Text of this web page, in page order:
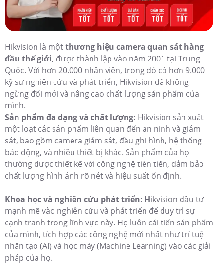
Hikvision là mộtthương hiệu camera quan sát hàng
đầu thế giới, được thành lập vào năm 2001 tại Trung
Quốc. Với hơn 20.000 nhân viên, trong đó có hơn 9.000
kỹ sư nghiên cứu và phát triển, Hikvision đã không
ngừng đổi mới và nâng cao chất lượng sản phẩm của
mình.
Sản phẩm đa dạng và chất lượng: Hikvision sản xuất
một loạt các sản phẩm liên quan đến an ninh và giám
sát, bao gồm camera giám sát, đầu ghi hình, hệ thống
báo động, và nhiều thiết bị khác. Sản phẩm của họ
thường được thiết kế với công nghệ tiên tiến, đảm bảo
chất lượng hình ảnh rõ nét và hiệu suất ổn định.
Khoa học và nghiên cứu phát triển: Hikvision đầu tư
mạnh mẽ vào nghiên cứu và phát triển để duy trì sự
cạnh tranh trong lĩnh vực này. Họ luôn cải tiến sản phẩm
của mình, tích hợp các công nghệ mới nhất như trí tuệ
nhân tạo (AI) và học máy (Machine Learning) vào các giải
pháp của họ.